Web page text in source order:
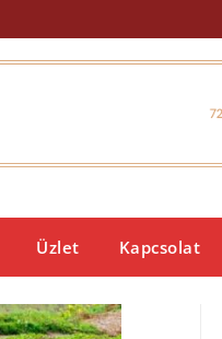
Üzlet Kapcsolat